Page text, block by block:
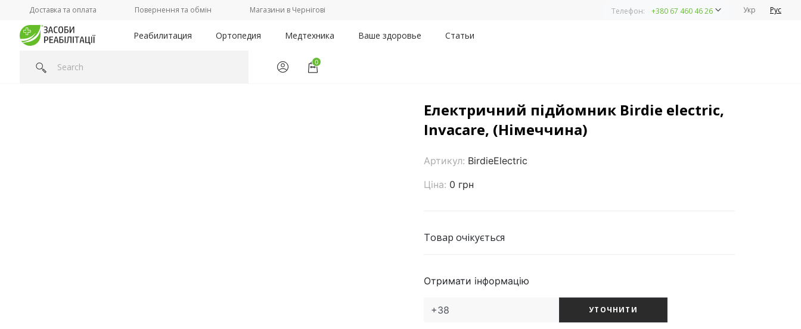
Доставка та оплата Повернення та обмін Магазини в Чернігові Телефон: +380 67 460 46 26 Укр Рус
Реабилитация Ортопедия Медтехника Ваше здоровье Статьи
0
Головна/Категорії / /Електричний підйомник Birdie electric, Invacare, (Німеччина)
Електричний підйомник Birdie electric,
Invacare, (Німеччина)
Артикул: BirdieElectric
Ціна: 0 грн
Товар очікується
Отримати інформацію
УТОЧНИТИ